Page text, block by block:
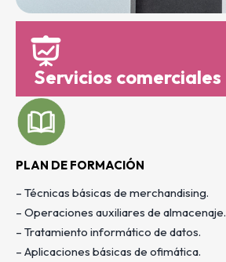
Servicios comerciales
PLAN DE FORMACIÓN
– Técnicas básicas de merchandising.
– Operaciones auxiliares de almacenaje.
– Tratamiento informático de datos.
– Aplicaciones básicas de ofimática.